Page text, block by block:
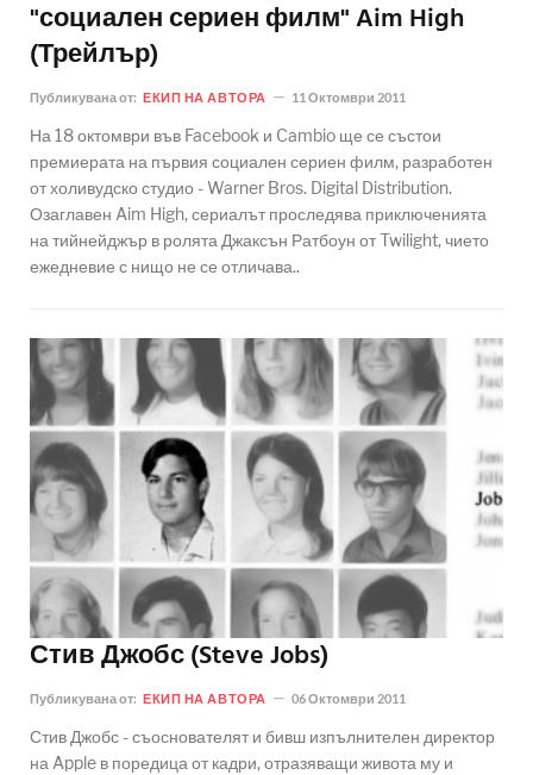
"социален сериен филм" Aim High
(Трейлър)
Публикувана от: ЕКИП НА АВТОРА 11 Октомври 2011
На 18 октомври във Facebook и Cambio ще се състои
премиерата на първия социален сериен филм, разработен
от холивудско студио - Warner Bros. Digital Distribution.
Озаглавен Aim High, сериалът проследява приключенията
на тийнейджър в ролята Джаксън Ратбоун от Twilight, чието
ежедневие с нищо не се отличава..
Стив Джобс (Steve Jobs)
Публикувана от: ЕКИП НА АВТОРА 06 Октомври 2011
Стив Джобс - съоснователят и бивш изпълнителен директор
на Apple в поредица от кадри, отразяващи живота му и